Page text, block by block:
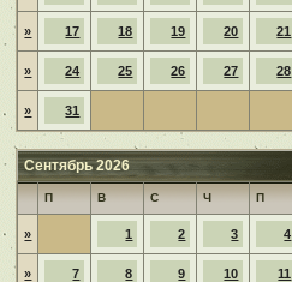
» 17 18 19 20 21
» 24 25 26 27 28
» 31
Сентябрь 2026
П В С Ч П
» 1 2 3 4
» 7 8 9 10 11